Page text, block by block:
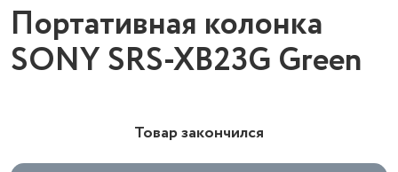
Портативная колонка
SONY SRS-XB23G Green
Товар закончился